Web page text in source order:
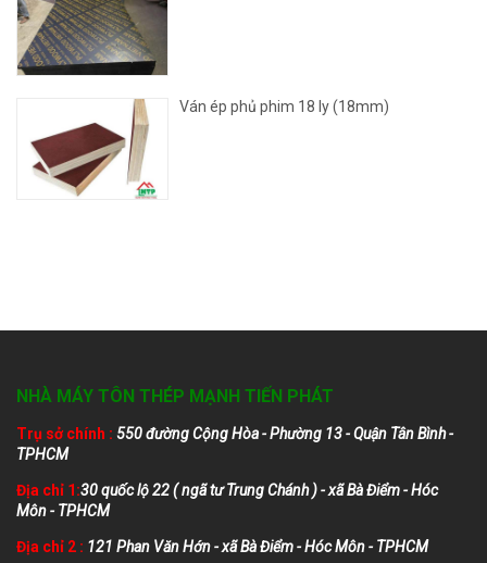
Ván ép phủ phim 18 ly (18mm)
NHÀ MÁY TÔN THÉP MẠNH TIẾN PHÁT
Trụ sở chính : 550 đường Cộng Hòa - Phường 13 - Quận Tân Bình -
TPHCM
Địa chỉ 1:30 quốc lộ 22 ( ngã tư Trung Chánh ) - xã Bà Điểm - Hóc
Môn - TPHCM
Địa chỉ 2 : 121 Phan Văn Hớn - xã Bà Điểm - Hóc Môn - TPHCM